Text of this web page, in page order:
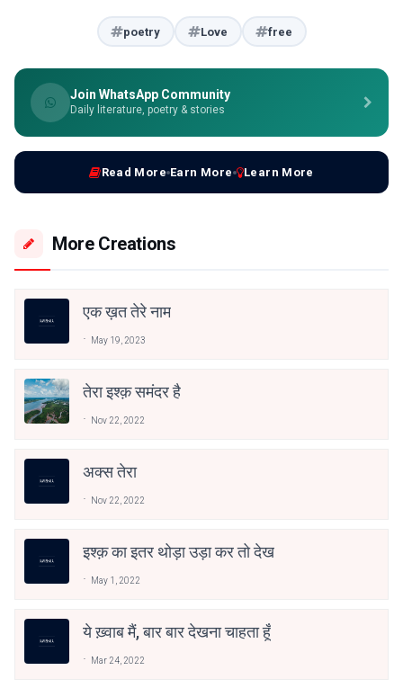
poetry Love free
Join WhatsApp Community
Daily literature, poetry & stories
Read More Earn More Learn More
More Creations
एक ख़त तेरे नाम
May 19, 2023
तेरा इश्क़ समंदर है
Nov 22, 2022
अक्स तेरा
Nov 22, 2022
इश्क़ का इतर थोड़ा उड़ा कर तो देख
May 1, 2022
ये ख़्वाब मैं, बार बार देखना चाहता हूँ
Mar 24, 2022